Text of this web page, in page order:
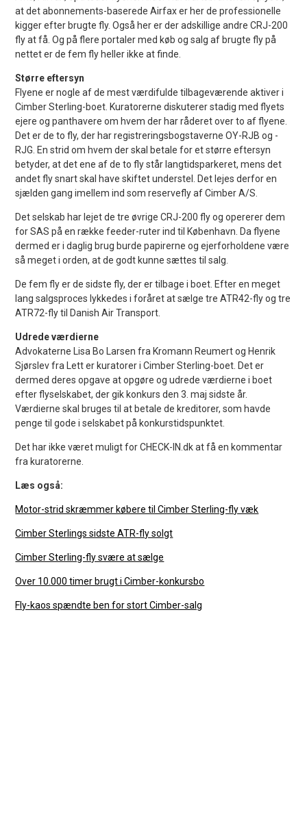
at det abonnements-baserede Airfax er her de professionelle
kigger efter brugte fly. Også her er der adskillige andre CRJ-200
fly at få. Og på flere portaler med køb og salg af brugte fly på
nettet er de fem fly heller ikke at finde.
Større eftersyn
Flyene er nogle af de mest værdifulde tilbageværende aktiver i
Cimber Sterling-boet. Kuratorerne diskuterer stadig med flyets
ejere og panthavere om hvem der har råderet over to af flyene.
Det er de to fly, der har registreringsbogstaverne OY-RJB og -
RJG. En strid om hvem der skal betale for et større eftersyn
betyder, at det ene af de to fly står langtidsparkeret, mens det
andet fly snart skal have skiftet understel. Det lejes derfor en
sjælden gang imellem ind som reservefly af Cimber A/S.
Det selskab har lejet de tre øvrige CRJ-200 fly og opererer dem
for SAS på en række feeder-ruter ind til København. Da flyene
dermed er i daglig brug burde papirerne og ejerforholdene være
så meget i orden, at de godt kunne sættes til salg.
De fem fly er de sidste fly, der er tilbage i boet. Efter en meget
lang salgsproces lykkedes i foråret at sælge tre ATR42-fly og tre
ATR72-fly til Danish Air Transport.
Udrede værdierne
Advokaterne Lisa Bo Larsen fra Kromann Reumert og Henrik
Sjørslev fra Lett er kuratorer i Cimber Sterling-boet. Det er
dermed deres opgave at opgøre og udrede værdierne i boet
efter flyselskabet, der gik konkurs den 3. maj sidste år.
Værdierne skal bruges til at betale de kreditorer, som havde
penge til gode i selskabet på konkurstidspunktet.
Det har ikke været muligt for CHECK-IN.dk at få en kommentar
fra kuratorerne.
Læs også:
Motor-strid skræmmer købere til Cimber Sterling-fly væk
Cimber Sterlings sidste ATR-fly solgt
Cimber Sterling-fly svære at sælge
Over 10.000 timer brugt i Cimber-konkursbo
Fly-kaos spændte ben for stort Cimber-salg